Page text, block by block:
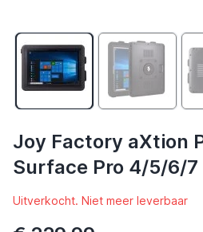
Joy Factory aXtion
Surface Pro 4/5/6/
Uitverkocht. Niet meer leverbaar